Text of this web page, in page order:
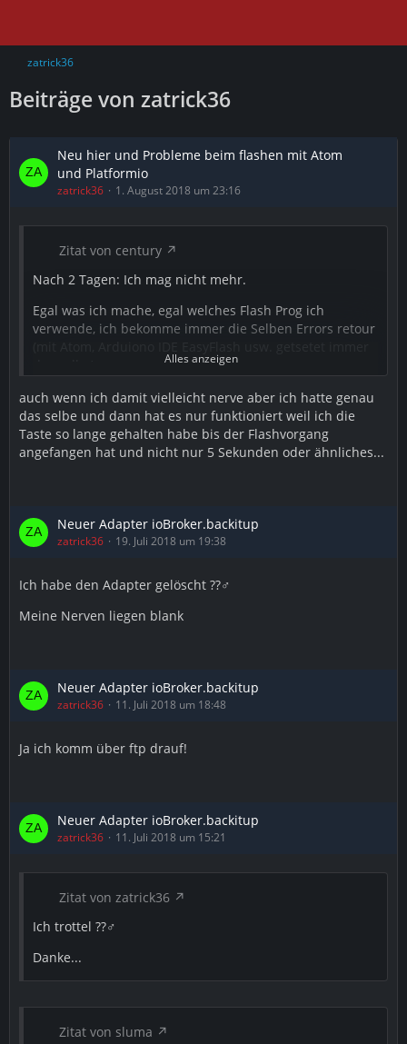
zatrick36
Beiträge von zatrick36
Neu hier und Probleme beim flashen mit Atom
und Platformio
zatrick36 1. August 2018 um 23:16
Zitat von century
Nach 2 Tagen: Ich mag nicht mehr.
Egal was ich mache, egal welches Flash Prog ich
verwende, ich bekomme immer die Selben Errors retour
warning:espcomm_sync failed"
"error: espcomm_open failed"
"error: espcomm_upload_mem failed"
warning: espcomm_send_command: didn't receive
command response warning:
failed warning: espcomm_send_command: wrong
angezeigt...... ich weiß nicht mehr weiter. Hab jetzt die
Schnauze voll, braucht jemand: 4 Stk. Basics und 2 Stk.
installieren und versuchen dann mag ich nimma. Kann
jemand Geräte empfehlen die sich problemlos ohne
Alles anzeigen
auch wenn ich damit vielleicht nerve aber ich hatte genau
das selbe und dann hat es nur funktioniert weil ich die
Taste so lange gehalten habe bis der Flashvorgang
angefangen hat und nicht nur 5 Sekunden oder ähnliches...
Neuer Adapter ioBroker.backitup
zatrick36 19. Juli 2018 um 19:38
Ich habe den Adapter gelöscht ??‍♂️
Meine Nerven liegen blank
Neuer Adapter ioBroker.backitup
zatrick36 11. Juli 2018 um 18:48
Ja ich komm über ftp drauf!
Neuer Adapter ioBroker.backitup
zatrick36 11. Juli 2018 um 15:21
Zitat von zatrick36
Ich trottel ??‍♂️
Danke...
Zitat von sluma